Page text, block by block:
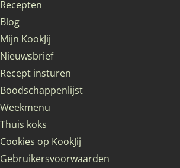
Recepten
Blog
Mijn KookJij
Nieuwsbrief
Recept insturen
Boodschappenlijst
Weekmenu
Thuis koks
Cookies op KookJij
Gebruikersvoorwaarden